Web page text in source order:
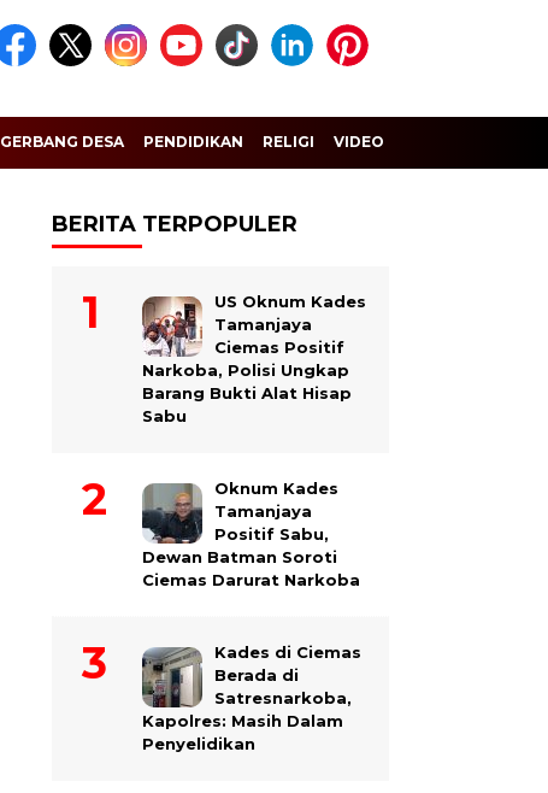
GERBANG DESA PENDIDIKAN RELIGI VIDEO
BERITA TERPOPULER
US Oknum Kades
Tamanjaya
Ciemas Positif
Narkoba, Polisi Ungkap
Barang Bukti Alat Hisap
Sabu
Oknum Kades
Tamanjaya
Positif Sabu,
Dewan Batman Soroti
Ciemas Darurat Narkoba
Kades di Ciemas
Berada di
Satresnarkoba,
Kapolres: Masih Dalam
Penyelidikan